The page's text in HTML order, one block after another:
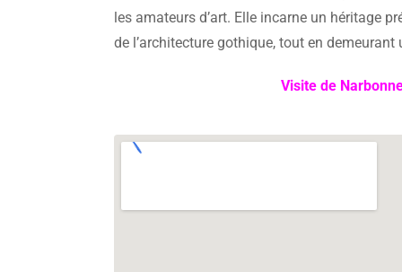
les amateurs d’art. Elle incarne un héritage
de l’architecture gothique, tout en
Visite de